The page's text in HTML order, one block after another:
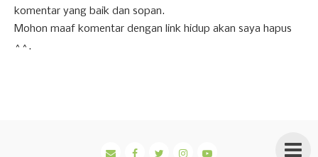
komentar yang baik dan sopan.
Mohon maaf komentar dengan link hidup akan saya hapus
^^.